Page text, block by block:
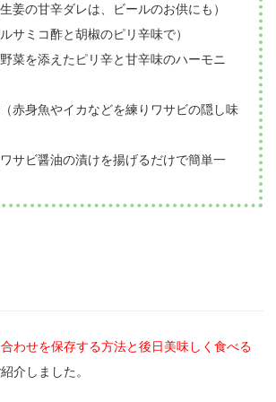
姜の甘辛ダレは、ビールのお供にも）
サミコ酢と胡椒のピリ辛味で）
野菜を添えたピリ辛と甘辛味のハーモニ
（赤身魚やイカなどを練りワサビの隠し味
ワサビ醤油の漬けを揚げるだけで簡単一
わせを保存する方法と後日美味しく食べる
介しました。